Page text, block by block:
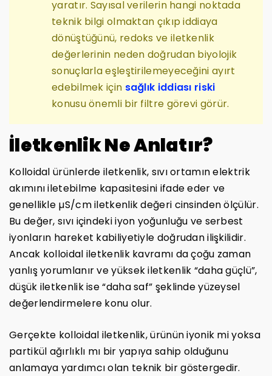
yaratır. Sayısal verilerin hangi noktada
teknik bilgi olmaktan çıkıp iddiaya
dönüştüğünü, redoks ve iletkenlik
değerlerinin neden doğrudan biyolojik
sonuçlarla eşleştirilemeyeceğini ayırt
edebilmek için sağlık iddiası riski
konusu önemli bir filtre görevi görür.
İletkenlik Ne Anlatır?
Kolloidal ürünlerde iletkenlik, sıvı ortamın elektrik
akımını iletebilme kapasitesini ifade eder ve
genellikle µS/cm iletkenlik değeri cinsinden ölçülür.
Bu değer, sıvı içindeki iyon yoğunluğu ve serbest
iyonların hareket kabiliyetiyle doğrudan ilişkilidir.
Ancak kolloidal iletkenlik kavramı da çoğu zaman
yanlış yorumlanır ve yüksek iletkenlik “daha güçlü”,
düşük iletkenlik ise “daha saf” şeklinde yüzeysel
değerlendirmelere konu olur.
Gerçekte kolloidal iletkenlik, ürünün iyonik mi yoksa
partikül ağırlıklı mı bir yapıya sahip olduğunu
anlamaya yardımcı olan teknik bir göstergedir.